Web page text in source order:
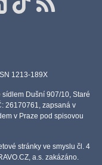
1213-189X
sídlem Dušní 907/10, Staré
26170761, zapsaná v
v Praze pod spisovou
stránky ve smyslu čl. 4
a.s. zakázáno.